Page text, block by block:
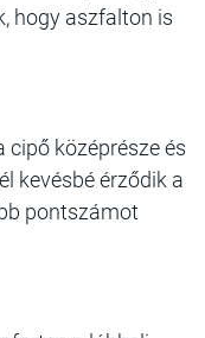
hogy aszfalton is
cipő középrésze és
kevésbé érződik a
pontszámot